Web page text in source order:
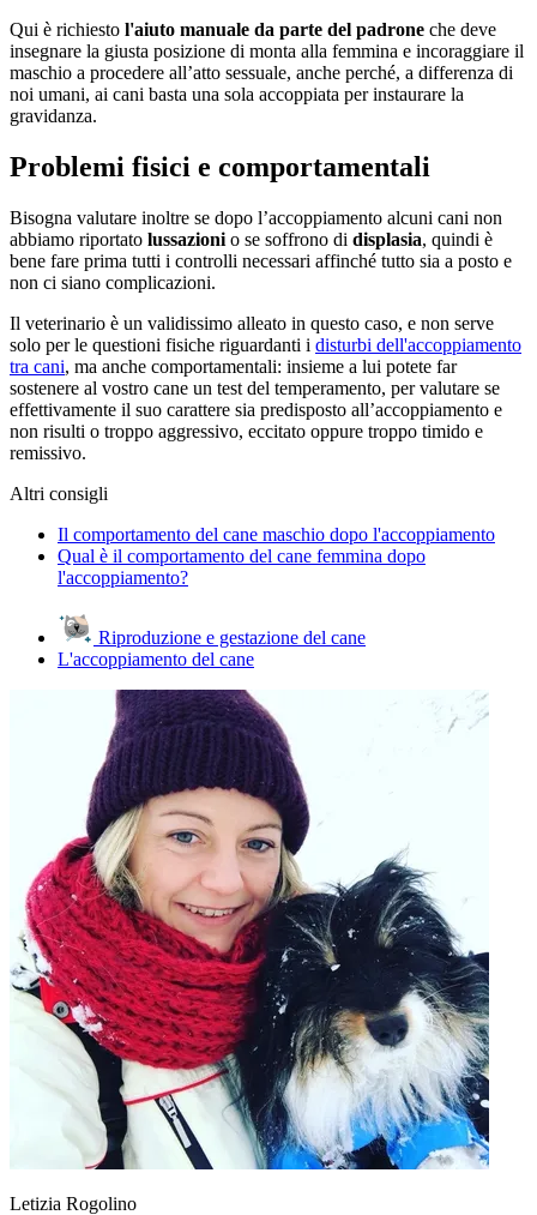
Qui è richiesto l'aiuto manuale da parte del padrone che deve
insegnare la giusta posizione di monta alla femmina e incoraggiare il
maschio a procedere all’atto sessuale, anche perché, a differenza di
noi umani, ai cani basta una sola accoppiata per instaurare la
gravidanza.
Problemi fisici e comportamentali
Bisogna valutare inoltre se dopo l’accoppiamento alcuni cani non
abbiamo riportato lussazioni o se soffrono di displasia, quindi è
bene fare prima tutti i controlli necessari affinché tutto sia a posto e
non ci siano complicazioni.
Il veterinario è un validissimo alleato in questo caso, e non serve
solo per le questioni fisiche riguardanti i disturbi dell'accoppiamento
tra cani, ma anche comportamentali: insieme a lui potete far
sostenere al vostro cane un test del temperamento, per valutare se
effettivamente il suo carattere sia predisposto all’accoppiamento e
non risulti o troppo aggressivo, eccitato oppure troppo timido e
remissivo.
Altri consigli
Il comportamento del cane maschio dopo l'accoppiamento
Qual è il comportamento del cane femmina dopo
l'accoppiamento?
Riproduzione e gestazione del cane
L'accoppiamento del cane
Letizia Rogolino